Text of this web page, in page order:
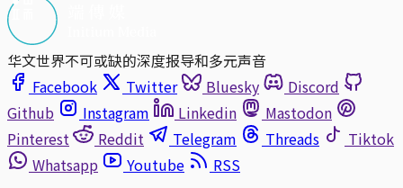
华文世界不可或缺的深度报导和多元声音
Facebook
Twitter Bluesky
Discord
Github
Instagram Linkedin
Mastodon
Pinterest
Reddit Telegram Threads
Tiktok
Whatsapp
Youtube
RSS